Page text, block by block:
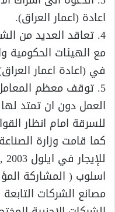
اعادة (اعمار العراق).
4. تعاقد العديد من
مع الهيئات الحكومية
في (اعادة اعمار
5. توقف معظم
العمل دون ان تمتد
للسرقة امام انظار
اسلوب ( المشاركة
مصانع الشركات